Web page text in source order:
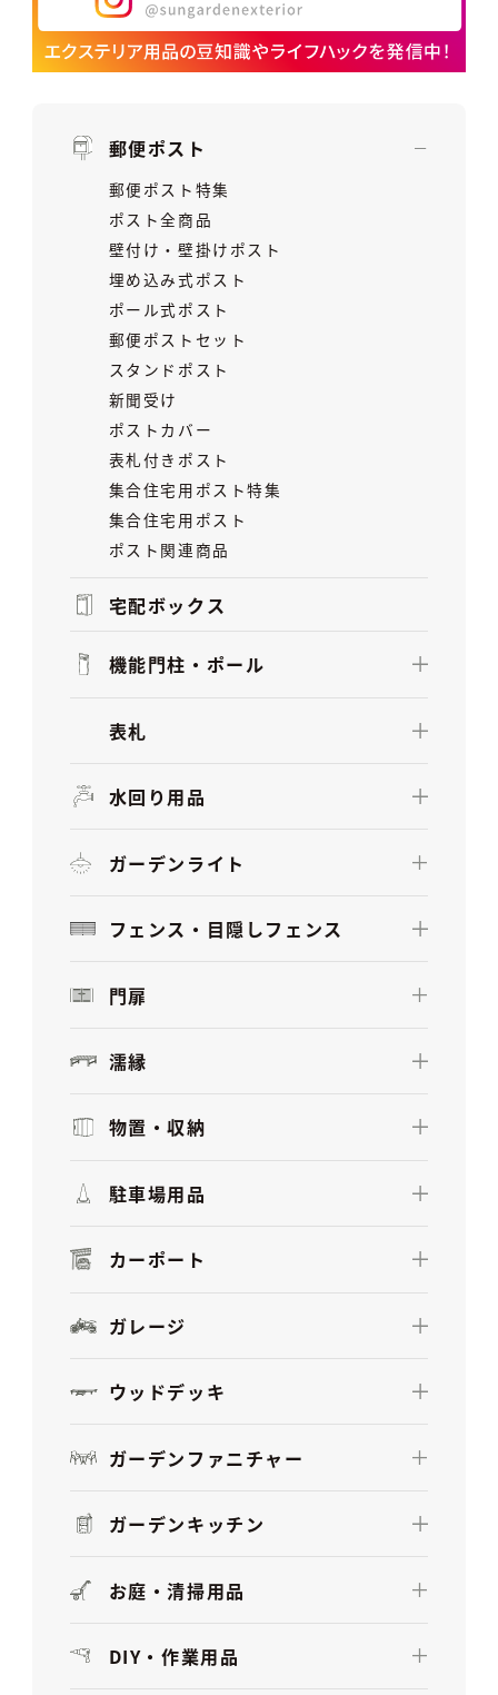
郵便ポスト
郵便ポスト特集
ポスト全商品
壁付け・壁掛けポスト
埋め込み式ポスト
ポール式ポスト
郵便ポストセット
スタンドポスト
新聞受け
ポストカバー
表札付きポスト
集合住宅用ポスト特集
集合住宅用ポスト
ポスト関連商品
宅配ボックス
機能門柱・ポール
表札
水回り用品
ガーデンライト
フェンス・目隠しフェンス
門扉
濡縁
物置・収納
駐車場用品
カーポート
ガレージ
ウッドデッキ
ガーデンファニチャー
ガーデンキッチン
お庭・清掃用品
DIY・作業用品